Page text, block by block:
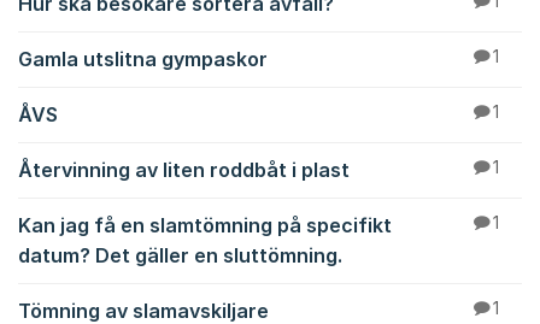
Gamla utslitna gympaskor 1
ÅVS 1
Återvinning av liten roddbåt i plast 1
Kan jag få en slamtömning på specifikt
datum? Det gäller en sluttömning.
1
Tömning av slamavskiljare 1